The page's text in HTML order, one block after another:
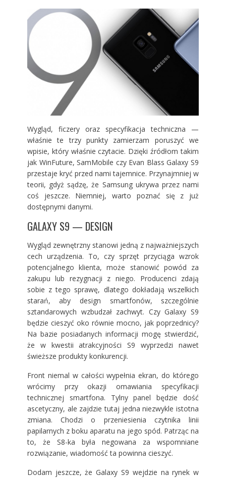
Wygląd, ficzery oraz specyfikacja techniczna —
właśnie te trzy punkty zamierzam poruszyć we
wpisie, który właśnie czytacie. Dzięki źródłom takim
jak WinFuture, SamMobile czy Evan Blass Galaxy S9
przestaje kryć przed nami tajemnice. Przynajmniej w
teorii, gdyż sądzę, że Samsung ukrywa przez nami
coś jeszcze. Niemniej, warto poznać się z już
dostępnymi danymi.
GALAXY S9 — DESIGN
Wygląd zewnętrzny stanowi jedną z najważniejszych
cech urządzenia. To, czy sprzęt przyciąga wzrok
potencjalnego klienta, może stanowić powód za
zakupu lub rezygnacji z niego. Producenci zdają
sobie z tego sprawę, dlatego dokładają wszelkich
starań, aby design smartfonów, szczególnie
sztandarowych wzbudzał zachwyt. Czy Galaxy S9
będzie cieszyć oko równie mocno, jak poprzednicy?
Na bazie posiadanych informacji mogę stwierdzić,
że w kwestii atrakcyjności S9 wyprzedzi nawet
świeższe produkty konkurencji.
Front niemal w całości wypełnia ekran, do którego
wrócimy przy okazji omawiania specyfikacji
technicznej smartfona. Tylny panel będzie dość
ascetyczny, ale zajdzie tutaj jedna niezwykle istotna
zmiana. Chodzi o przeniesienia czytnika linii
papilarnych z boku aparatu na jego spód. Patrząc na
to, że S8-ka była negowana za wspomniane
rozwiązanie, wiadomość ta powinna cieszyć.
Dodam jeszcze, że Galaxy S9 wejdzie na rynek w